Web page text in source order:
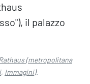
il palazzo
(metropolitana
, Immagini).